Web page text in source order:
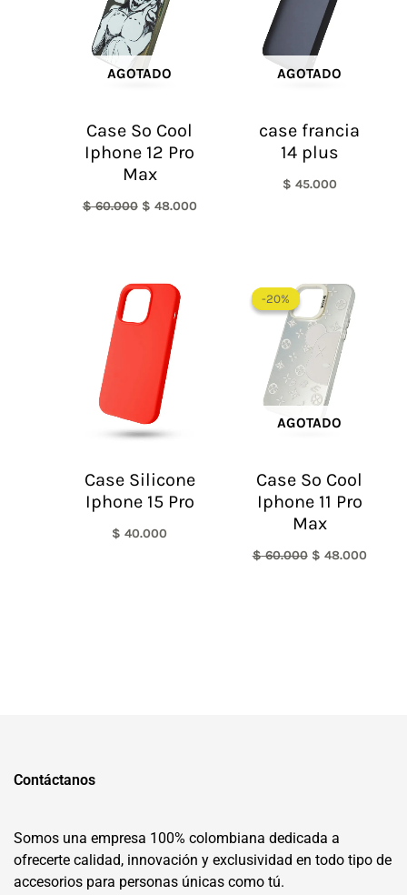
AGOTADO
Case So Cool
Iphone 12 Pro
Max
$60.000 $ 48.000
AGOTADO
case francia
14 plus
$ 45.000
Case Silicone
Iphone 15 Pro
$ 40.000
-20%
AGOTADO
-20%
Case So Cool
Iphone 11 Pro
Max
$60.000
precio
original
era:
$ 60.000.
$ 48.000
Contáctanos
Somos una empresa 100% colombiana dedicada a
ofrecerte calidad, innovación y exclusividad en todo tipo de
accesorios para personas únicas como tú.